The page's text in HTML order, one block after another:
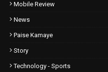
Mobile Review
News
Paise Kamaye
Story
Technology - Sports